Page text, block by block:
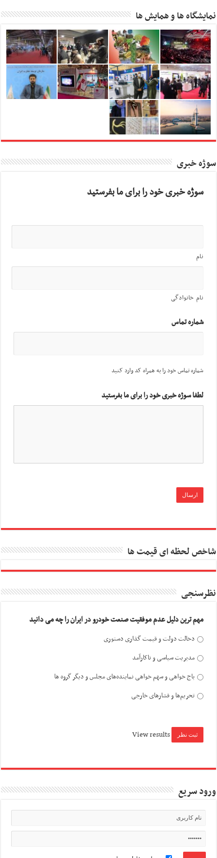
نمایشگاه ها و همایش ها
سوژه خبری
سوژه خبری خود را برای ما بفرستید
نام
نام خانوادگی
شماره تماس
شماره تماس خود را به همراه کد وارد کنید
لطفا سوژه خبری خود را برای ما بفرستید
شاخص لحظه ای قیمت ها
نظرسنجی
مهم ترین دلیل عدم موفقیت صنعت خودرو در ایران را چه می دانید
دخالت دولت و قیمت گذاری دستوری
مدیریت سیاسی و ناکارآمد
باج خواهی و سهم خواهی نماینده‌های مجلس و دیگر گروه ها
تحریم‌ها و فشارهای خارجی
View results
ورود سریع